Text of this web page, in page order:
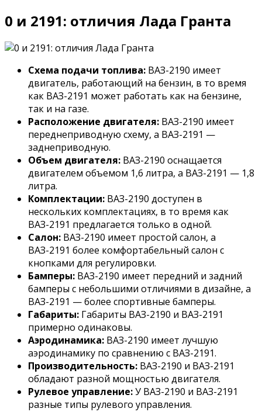
0 и 2191: отличия Лада Гранта
Схема подачи топлива: ВАЗ-2190 имеет
двигатель, работающий на бензин, в то время
как ВАЗ-2191 может работать как на бензине,
так и на газе.
Расположение двигателя: ВАЗ-2190 имеет
переднеприводную схему, а ВАЗ-2191 —
заднеприводную.
Объем двигателя: ВАЗ-2190 оснащается
двигателем объемом 1,6 литра, а ВАЗ-2191 — 1,8
литра.
Комплектации: ВАЗ-2190 доступен в
нескольких комплектациях, в то время как
ВАЗ-2191 предлагается только в одной.
Салон: ВАЗ-2190 имеет простой салон, а
ВАЗ-2191 более комфортабельный салон с
кнопками для регулировки.
Бамперы: ВАЗ-2190 имеет передний и задний
бамперы с небольшими отличиями в дизайне, а
ВАЗ-2191 — более спортивные бамперы.
Габариты: Габариты ВАЗ-2190 и ВАЗ-2191
примерно одинаковы.
Аэродинамика: ВАЗ-2190 имеет лучшую
аэродинамику по сравнению с ВАЗ-2191.
Производительность: ВАЗ-2190 и ВАЗ-2191
обладают разной мощностью двигателя.
Рулевое управление:У ВАЗ-2190 и ВАЗ-2191
разные типы рулевого управления.